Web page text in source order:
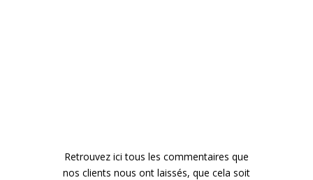
Retrouvez ici tous les commentaires que
nos clients nous ont laissés, que cela soit